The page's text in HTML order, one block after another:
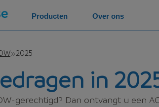
2025
in
gerechtigd? Dan ontvangt u een
Producten Over ons